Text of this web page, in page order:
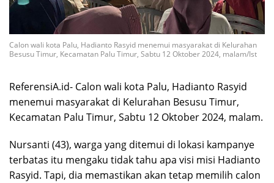
Calon wali kota Palu, Hadianto Rasyid menemui masyarakat di Kelurahan
Besusu Timur, Kecamatan Palu Timur, Sabtu 12 Oktober 2024, malam/Ist
ReferensiA.id- Calon wali kota Palu, Hadianto Rasyid
menemui masyarakat di Kelurahan Besusu Timur,
Kecamatan Palu Timur, Sabtu 12 Oktober 2024, malam.
Nursanti (43), warga yang ditemui di lokasi kampanye
terbatas itu mengaku tidak tahu apa visi misi Hadianto
Rasyid. Tapi, dia memastikan akan tetap memilih calon